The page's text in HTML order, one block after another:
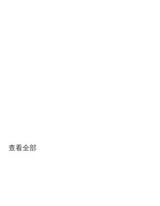
查看全部